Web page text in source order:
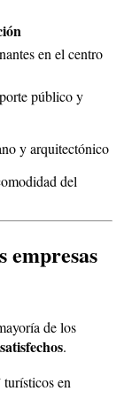
en el centro
público y
y arquitectónico
del
empresas
de los
.
turísticos en